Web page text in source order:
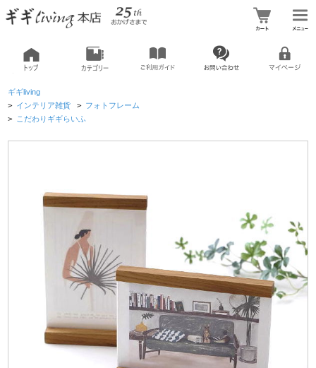
ギギliving
> インテリア雑貨 > フォトフレーム
> こだわりギギらいふ